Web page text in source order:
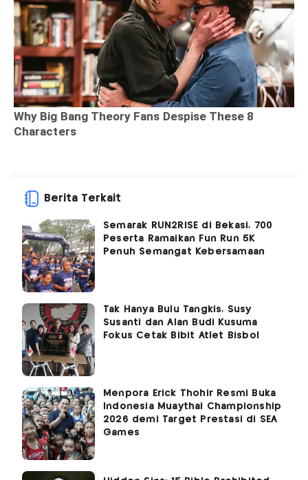
Berita Terkait
Semarak RUN2RISE di Bekasi, 700
Peserta Ramaikan Fun Run 5K
Penuh Semangat Kebersamaan
Tak Hanya Bulu Tangkis, Susy
Susanti dan Alan Budi Kusuma
Fokus Cetak Bibit Atlet Bisbol
Menpora Erick Thohir Resmi Buka
Indonesia Muaythai Championship
2026 demi Target Prestasi di SEA
Games